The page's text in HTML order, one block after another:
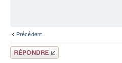
Précédent
Répondre